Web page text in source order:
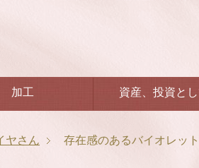
加工 資産、投資と
ヤさん 存在感のあるバイオレッ